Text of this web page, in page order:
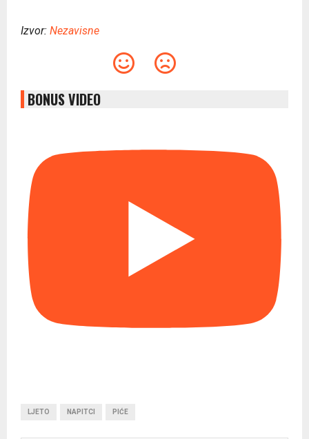
Izvor: Nezavisne
BONUS VIDEO
LJETO NAPITCI PIĆE